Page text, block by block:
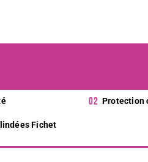
Protection
Fichet